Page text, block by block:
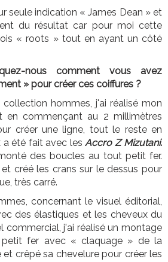
seule indication « James Dean » et
du résultat car pour moi cette
« roots » tout en ayant un côté
nous comment vous avez
» pour créer ces coiffures ?
collection hommes, j'ai réalisé mon
en commençant au 2 millimètres
créer une ligne, tout le reste en
a été fait avec les Accro Z Mizutani.
des boucles au tout petit fer.
créé les crans sur le dessus pour
très carré.
concernant le visuel éditorial,
des élastiques et les cheveux du
commercial, j'ai réalisé un montage
fer avec « claquage » de la
et crêpé sa chevelure pour créer les